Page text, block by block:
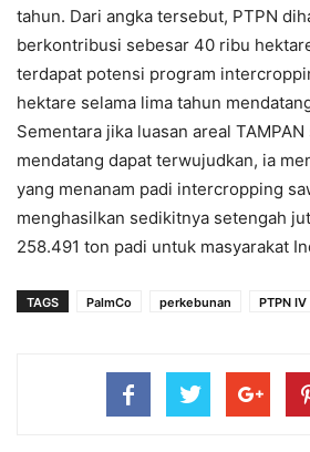
tahun. Dari angka tersebut, PTPN
berkontribusi sebesar 40 ribu
terdapat potensi program
hektare selama lima tahun
Sementara jika luasan areal
mendatang dapat terwujudkan, ia
yang menanam padi intercropping
menghasilkan sedikitnya setengah
258.491 ton padi untuk masyarakat
TAGS PalmCo perkebunan PTPN IV